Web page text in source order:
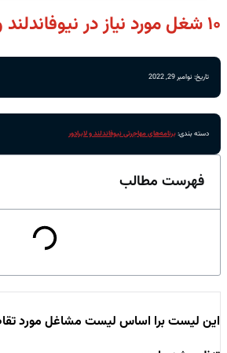
۱۰ شغل مورد نیاز در نیوفاندلند و لابرادور
تاریخ: نوامبر 29, 2022
دسته بندی:برنامه‌های مهاجرتی نیوفاندلند و لابرادور
فهرست مطالب